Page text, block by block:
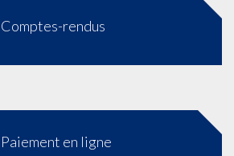
Comptes-rendus
Paiement en ligne